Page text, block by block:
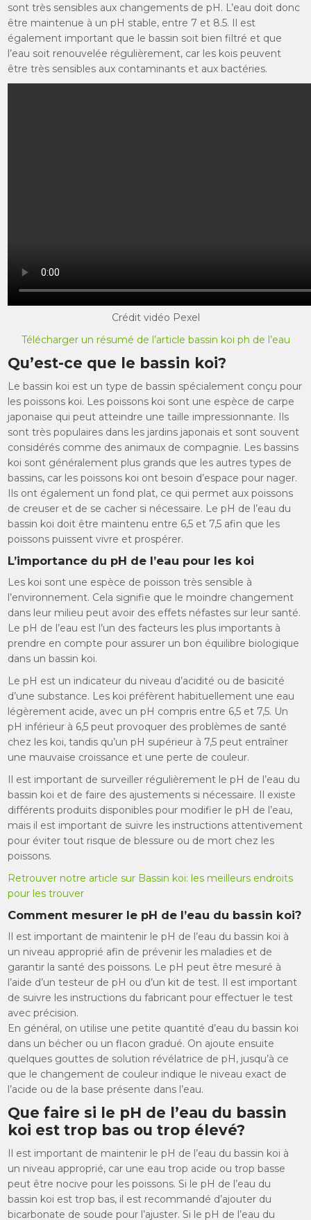
sont très sensibles aux changements de pH. L’eau doit donc
être maintenue à un pH stable, entre 7 et 8.5. Il est
également important que le bassin soit bien filtré et que
l’eau soit renouvelée régulièrement, car les kois peuvent
être très sensibles aux contaminants et aux bactéries.
Crédit vidéo Pexel
Télécharger un résumé de l’article bassin koi ph de l’eau
Qu’est-ce que le bassin koi?
Le bassin koi est un type de bassin spécialement conçu pour
les poissons koi. Les poissons koi sont une espèce de carpe
japonaise qui peut atteindre une taille impressionnante. Ils
sont très populaires dans les jardins japonais et sont souvent
considérés comme des animaux de compagnie. Les bassins
koi sont généralement plus grands que les autres types de
bassins, car les poissons koi ont besoin d’espace pour nager.
Ils ont également un fond plat, ce qui permet aux poissons
de creuser et de se cacher si nécessaire. Le pH de l’eau du
bassin koi doit être maintenu entre 6,5 et 7,5 afin que les
poissons puissent vivre et prospérer.
L’importance du pH de l’eau pour les koi
Les koi sont une espèce de poisson très sensible à
l’environnement. Cela signifie que le moindre changement
dans leur milieu peut avoir des effets néfastes sur leur santé.
Le pH de l’eau est l’un des facteurs les plus importants à
prendre en compte pour assurer un bon équilibre biologique
dans un bassin koi.
Le pH est un indicateur du niveau d’acidité ou de basicité
d’une substance. Les koi préfèrent habituellement une eau
légèrement acide, avec un pH compris entre 6,5 et 7,5. Un
pH inférieur à 6,5 peut provoquer des problèmes de santé
chez les koi, tandis qu’un pH supérieur à 7,5 peut entraîner
une mauvaise croissance et une perte de couleur.
Il est important de surveiller régulièrement le pH de l’eau du
bassin koi et de faire des ajustements si nécessaire. Il existe
différents produits disponibles pour modifier le pH de l’eau,
mais il est important de suivre les instructions attentivement
pour éviter tout risque de blessure ou de mort chez les
poissons.
Retrouver notre article sur Bassin koi: les meilleurs endroits
pour les trouver
Comment mesurer le pH de l’eau du bassin koi?
Il est important de maintenir le pH de l’eau du bassin koi à
un niveau approprié afin de prévenir les maladies et de
garantir la santé des poissons. Le pH peut être mesuré à
l’aide d’un testeur de pH ou d’un kit de test. Il est important
de suivre les instructions du fabricant pour effectuer le test
avec précision.
En général, on utilise une petite quantité d’eau du bassin koi
dans un bécher ou un flacon gradué. On ajoute ensuite
quelques gouttes de solution révélatrice de pH, jusqu’à ce
que le changement de couleur indique le niveau exact de
l’acide ou de la base présente dans l’eau.
Que faire si le pH de l’eau du bassin
koi est trop bas ou trop élevé?
Il est important de maintenir le pH de l’eau du bassin koi à
un niveau approprié, car une eau trop acide ou trop basse
peut être nocive pour les poissons. Si le pH de l’eau du
bassin koi est trop bas, il est recommandé d’ajouter du
bicarbonate de soude pour l’ajuster. Si le pH de l’eau du